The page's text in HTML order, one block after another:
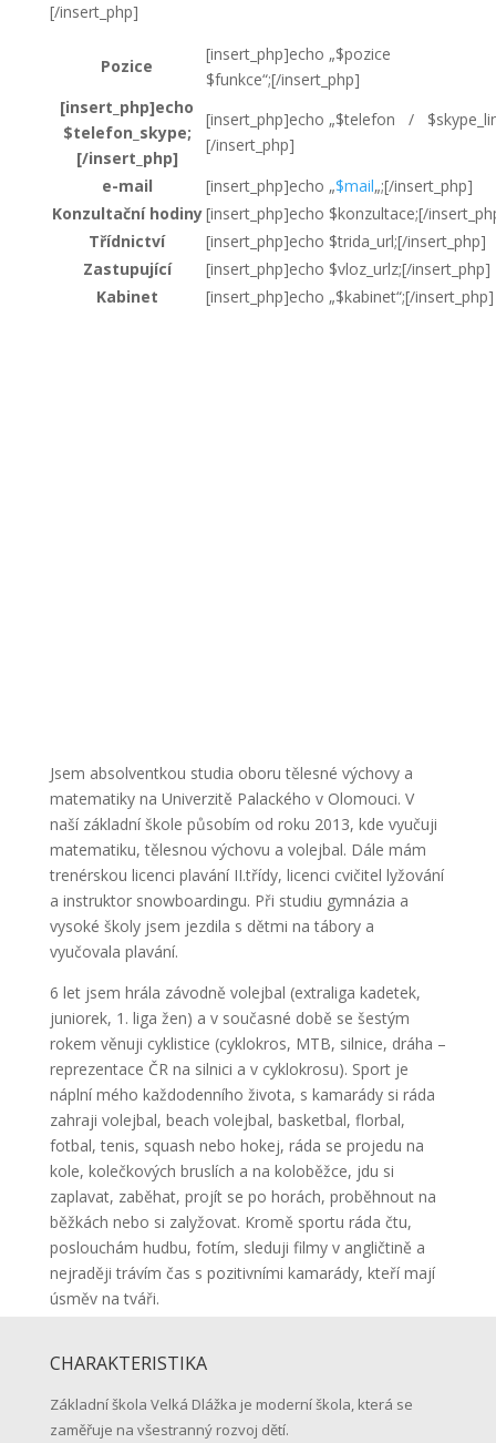
[/insert_php]
Pozice
[insert_php]echo „$pozice
$funkce“;[/insert_php]
[insert_php]echo
$telefon_skype;
[/insert_php]
[insert_php]echo „$telefon /
[/insert_php]
e-mail
[insert_php]echo „$mail„;[/insert_php]
Konzultační hodiny[insert_php]echo $konzultace;[/
Třídnictví
[insert_php]echo $trida_url;[/insert_php]
Zastupující
[insert_php]echo $vloz_urlz;[/insert_php]
Kabinet
[insert_php]echo „$kabinet“;[/insert_php]
Jsem absolventkou studia oboru tělesné výchovy a
matematiky na Univerzitě Palackého v Olomouci. V
naší základní škole působím od roku 2013, kde vyučuji
matematiku, tělesnou výchovu a volejbal. Dále mám
trenérskou licenci plavání II.třídy, licenci cvičitel lyžování
a instruktor snowboardingu. Při studiu gymnázia a
vysoké školy jsem jezdila s dětmi na tábory a
vyučovala plavání.
6 let jsem hrála závodně volejbal (extraliga kadetek,
juniorek, 1. liga žen) a v současné době se šestým
rokem věnuji cyklistice (cyklokros, MTB, silnice, dráha –
reprezentace ČR na silnici a v cyklokrosu). Sport je
náplní mého každodenního života, s kamarády si ráda
zahraji volejbal, beach volejbal, basketbal, florbal,
fotbal, tenis, squash nebo hokej, ráda se projedu na
kole, kolečkových bruslích a na koloběžce, jdu si
zaplavat, zaběhat, projít se po horách, proběhnout na
běžkách nebo si zalyžovat. Kromě sportu ráda čtu,
poslouchám hudbu, fotím, sleduji filmy v angličtině a
nejraději trávím čas s pozitivními kamarády, kteří mají
úsměv na tváři.
CHARAKTERISTIKA
Základní škola Velká Dlážka je moderní škola, která se
zaměřuje na všestranný rozvoj dětí.